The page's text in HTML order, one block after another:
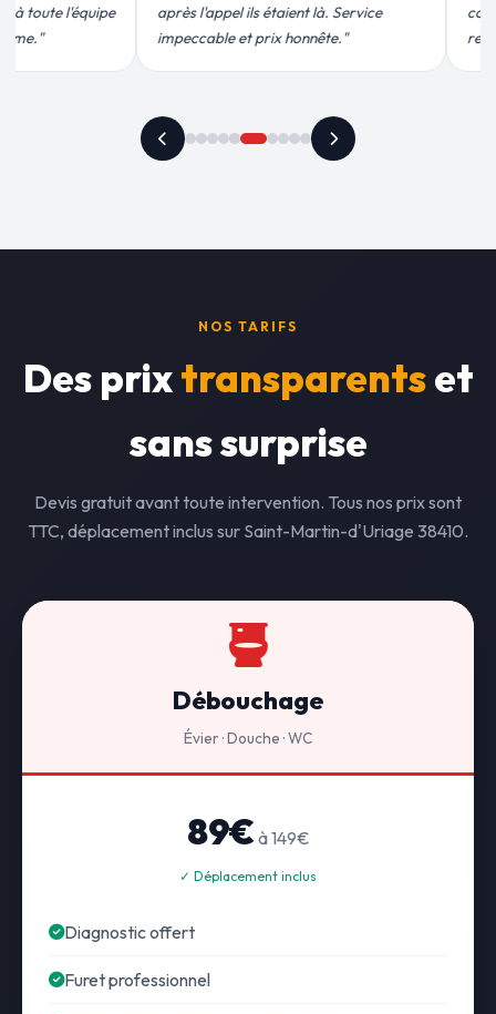
propre. Je
efficace. Fuite réparée en 30 min, prix
plus qu'honnête !"
NOS TARIFS
Des prixtransparentset
sans surprise
Devis gratuit avant toute intervention. Tous nos prix sont
TTC, déplacement inclus sur Saint-Martin-d'Uriage 38410.
Débouchage
Évier · Douche · WC
89€ à 149€
✓ Déplacement inclus
Diagnostic offert
Furet professionnel